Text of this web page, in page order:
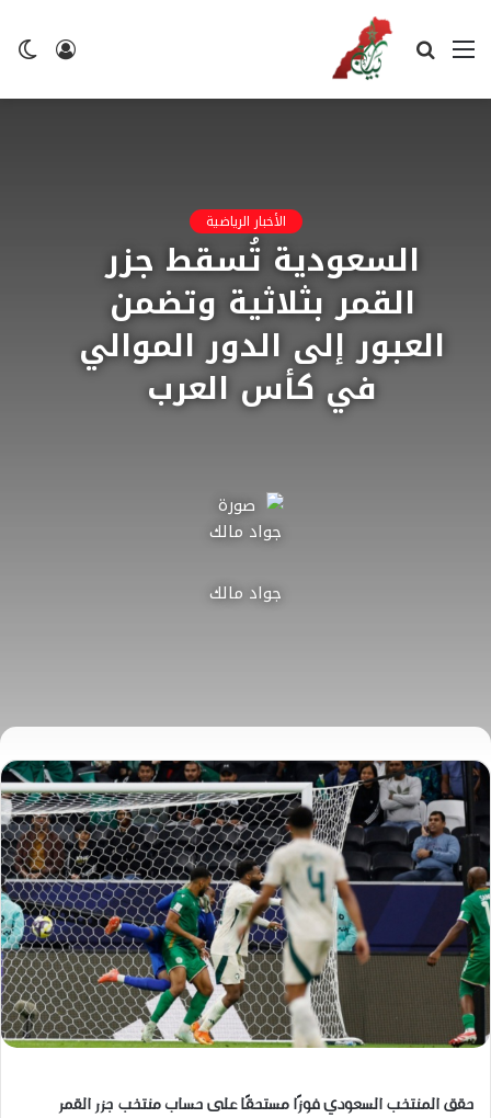
تسجيل
القائمة بحث
الأخبار الرياضية
السعودية تُسقط جزر
القمر بثلاثية وتضمن
العبور إلى الدور الموالي
في كأس العرب
جواد مالك
حقق المنتخب السعودي فوزًا مستحقًا على حساب منتخب جزر القمر